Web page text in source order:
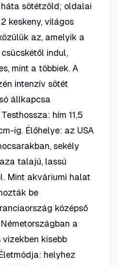
sötétzöld; oldalai
keskeny, világos
az, amelyik a
indul,
mint a többiek. A
intenzív sötét
állkapcsa
hím 11,5
ig. Élőhelye: az USA
sekély
talajú, lassú
Mint akváriumi halat
be
középső
a
kisebb
helyhez